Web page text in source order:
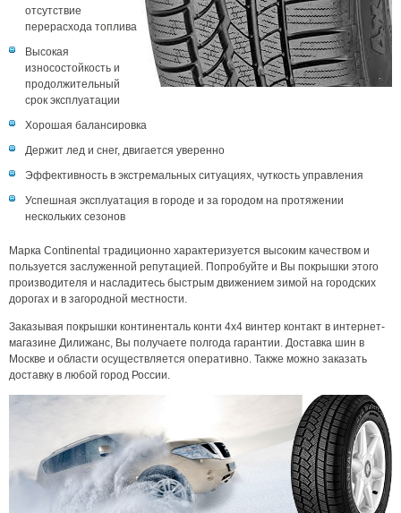
отсутствие
перерасхода топлива
Высокая
износостойкость и
продолжительный
срок эксплуатации
Хорошая балансировка
Держит лед и снег, двигается уверенно
Эффективность в экстремальных ситуациях, чуткость управления
Успешная эксплуатация в городе и за городом на протяжении
нескольких сезонов
Марка Continental традиционно характеризуется высоким качеством и
пользуется заслуженной репутацией. Попробуйте и Вы покрышки этого
производителя и насладитесь быстрым движением зимой на городских
дорогах и в загородной местности.
Заказывая покрышки континенталь конти 4x4 винтер контакт в интернет-
магазине Дилижанс, Вы получаете полгода гарантии. Доставка шин в
Москве и области осуществляется оперативно. Также можно заказать
доставку в любой город России.